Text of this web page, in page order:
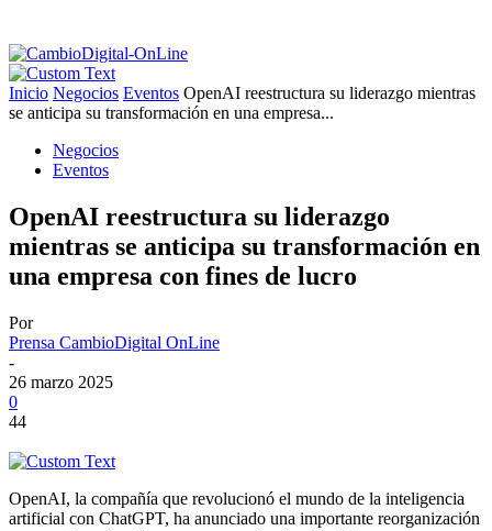
Inicio Negocios Eventos OpenAI reestructura su liderazgo mientras
se anticipa su transformación en una empresa...
Negocios
Eventos
OpenAI reestructura su liderazgo
mientras se anticipa su transformación en
una empresa con fines de lucro
Por
Prensa CambioDigital OnLine
-
26 marzo 2025
0
44
OpenAI, la compañía que revolucionó el mundo de la inteligencia
artificial con ChatGPT, ha anunciado una importante reorganización